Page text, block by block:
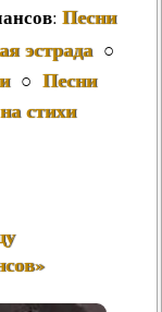
: Песни
эстрада○
○ Песни
стихи